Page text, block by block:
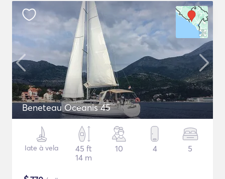
Beneteau Oceanis 45
Iate à vela
45 ft
14 m
10 4 5